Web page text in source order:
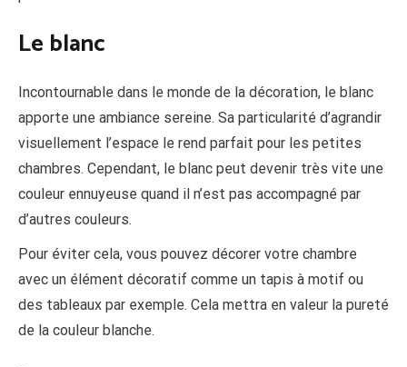
Le blanc
Incontournable dans le monde de la décoration, le blanc
apporte une ambiance sereine. Sa particularité d’agrandir
visuellement l’espace le rend parfait pour les petites
chambres. Cependant, le blanc peut devenir très vite une
couleur ennuyeuse quand il n’est pas accompagné par
d’autres couleurs.
Pour éviter cela, vous pouvez décorer votre chambre
avec un élément décoratif comme un tapis à motif ou
des tableaux par exemple. Cela mettra en valeur la pureté
de la couleur blanche.